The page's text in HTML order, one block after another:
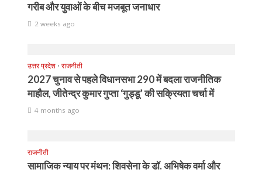
गरीब और युवाओं के बीच मजबूत जनाधार
2 weeks ago
उत्तर प्रदेश • राजनीती
2027 चुनाव से पहले विधानसभा 290 में बदला राजनीतिक
माहौल, जीतेन्द्र कुमार गुप्ता ‘गुड्डू’ की सक्रियता चर्चा में
4 months ago
राजनीती
सामाजिक न्याय पर मंथन: शिवसेना के डॉ. अभिषेक वर्मा और